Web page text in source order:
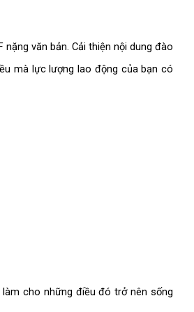
văn bản. Cải thiện nội dung đào
mà lực lượng lao động của bạn có
cho những điều đó trở nên sống